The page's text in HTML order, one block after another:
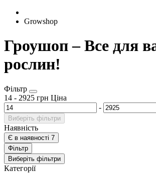
Growshop
Гроушоп – Все для
рослин!
Фільтр
14 - 2925 грн Ціна
-
Виберіть фільтри
Наявність
Є в наявності 7
Фільтр
Виберіть фільтри
Категорії